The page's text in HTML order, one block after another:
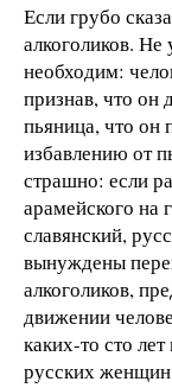
Если грубо
алкоголиков. Не
необходим:
признав, что он
пьяница, что он
избавлению от
страшно: если
арамейского на
славянский,
вынуждены
алкоголиков,
движении
каких-то сто лет
русских женщин